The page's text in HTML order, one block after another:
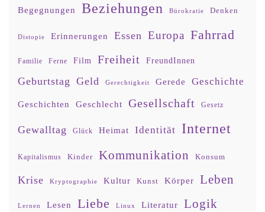
Begegnungen Beziehungen Bürokratie Denken
Distopie Erinnerungen Essen Europa Fahrrad
Familie Ferne Film Freiheit FreundInnen
Geburtstag Geld Gerechtigkeit Gerede Geschichte
Geschichten Geschlecht Gesellschaft Gesetz
Gewalltag Glück Heimat Identität Internet
Kapitalismus Kinder Kommunikation Konsum
Krise Kryptographie Kultur Kunst Körper Leben
Lernen Lesen Liebe Linux Literatur Logik